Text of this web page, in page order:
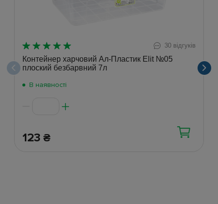
30 відгуків
Контейнер харчовий Ал-Пластик Elit №05
плоский безбарвний 7л
В наявності
123 ₴